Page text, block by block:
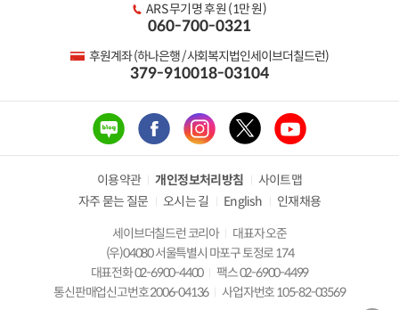
ARS 무기명 후원 (1만 원)
060-700-0321
후원계좌 (하나은행 / 사회복지법인세이브더칠드런)
379-910018-03104
이용약관 개인정보처리방침
사이트맵
자주 묻는 질문
오시는 길 English
인재채용
세이브더칠드런 코리아
대표자 오준
(우)04080 서울특별시 마포구 토정로 174
대표전화 02-6900-4400
팩스 02-6900-4499
통신판매업신고번호 2006-04136
사업자번호 105-82-03569